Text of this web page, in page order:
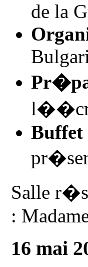
de la
Salle
:
16 mai